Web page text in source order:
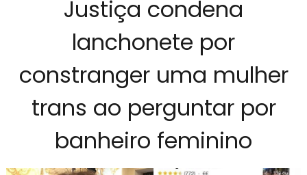
Justiça condena
lanchonete por
constranger uma mulher
trans ao perguntar por
banheiro feminino